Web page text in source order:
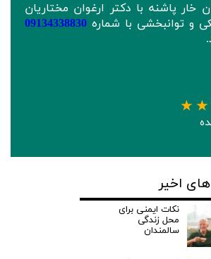
خار پاشنه با دکتر ارغوان مختاریان
توانبخشی با شماره 09134338830
اخیر
نکات ایمنی برای
محل زندگی
سالمندان